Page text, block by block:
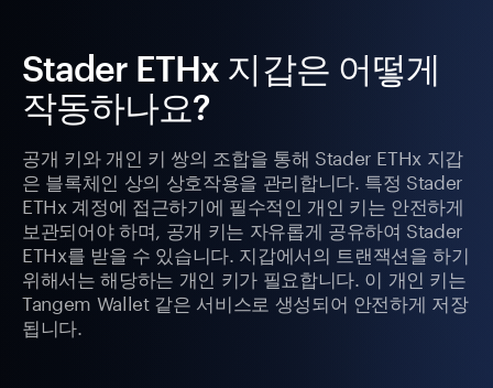
Stader ETHx 지갑은 어떻게
작동하나요?
공개 키와 개인 키 쌍의 조합을 통해 Stader ETHx 지갑
은 블록체인 상의 상호작용을 관리합니다. 특정 Stader
ETHx 계정에 접근하기에 필수적인 개인 키는 안전하게
보관되어야 하며, 공개 키는 자유롭게 공유하여 Stader
ETHx를 받을 수 있습니다. 지갑에서의 트랜잭션을 하기
위해서는 해당하는 개인 키가 필요합니다. 이 개인 키는
Tangem Wallet 같은 서비스로 생성되어 안전하게 저장
됩니다.